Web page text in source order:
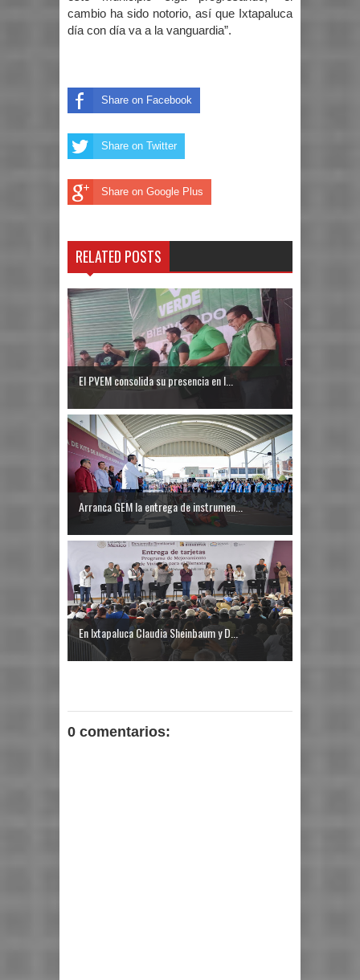
cambio ha sido notorio, así que Ixtapaluca
día con día va a la vanguardia”.
Share on Facebook
Share on Twitter
Share on Google Plus
RELATED POSTS
El PVEM consolida su presencia en I...
Arranca GEM la entrega de instrumen...
En Ixtapaluca Claudia Sheinbaum y D...
0 comentarios: